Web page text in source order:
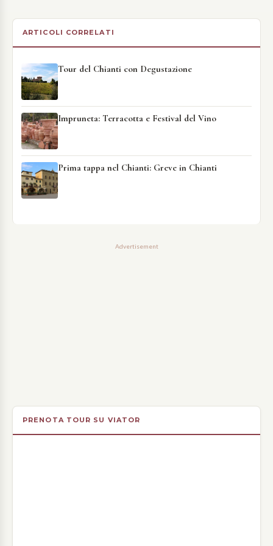
ARTICOLI CORRELATI
Tour del Chianti con Degustazione
Impruneta: Terracotta e Festival del Vino
Prima tappa nel Chianti: Greve in Chianti
Advertisement
PRENOTA TOUR SU VIATOR